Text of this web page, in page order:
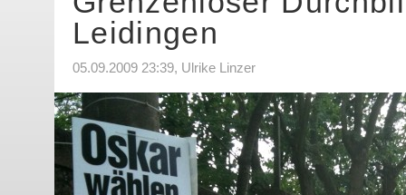
Leidingen
05.09.2009 23:39, Ulrike Linzer